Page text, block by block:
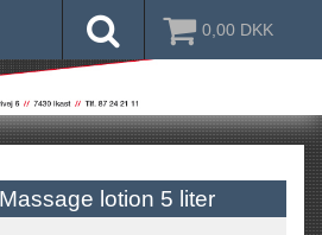
0,00 DKK
lotion 5 liter